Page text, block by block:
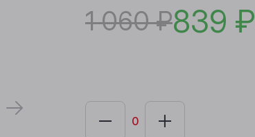
1 060 ₽839 ₽